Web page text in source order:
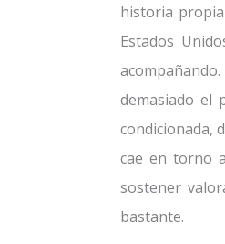
historia
Estados
demasiado el
condicionada,
cae en torno a
sostener
bastante.